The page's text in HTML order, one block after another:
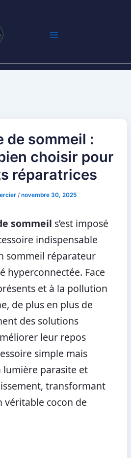
de sommeil :
choisir pour
réparatrices
/ novembre 30, 2025
sommeil s’est imposé
indispensable
sommeil réparateur
hyperconnectée. Face
et à la pollution
de plus en plus de
des solutions
leur repos
simple mais
lumière parasite et
transformant
véritable cocon de